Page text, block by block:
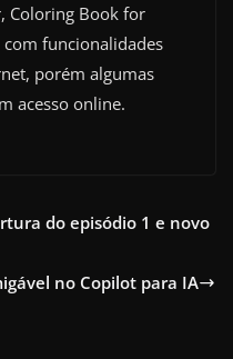
Coloring Book for
funcionalidades
porém algumas
acesso online.
do episódio 1 e novo
no Copilot para IA